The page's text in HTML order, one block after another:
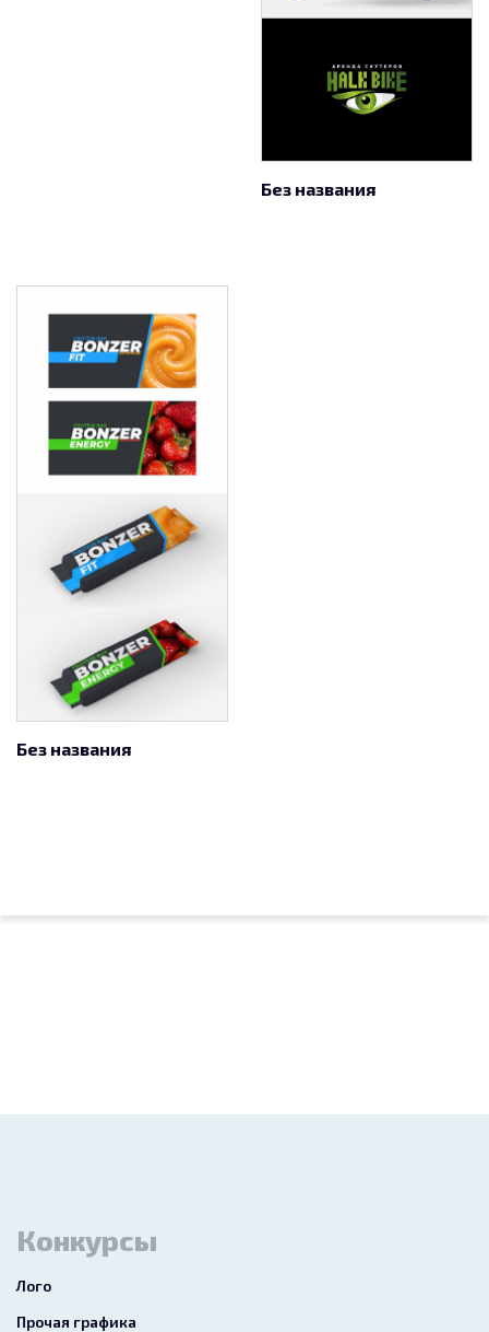
Без названия
Без названия
Конкурсы
Лого
Прочая графика